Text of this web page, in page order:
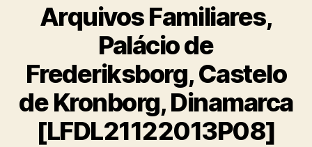
Arquivos Familiares,
Palácio de
Frederiksborg, Castelo
de Kronborg, Dinamarca
[LFDL21122013P08]